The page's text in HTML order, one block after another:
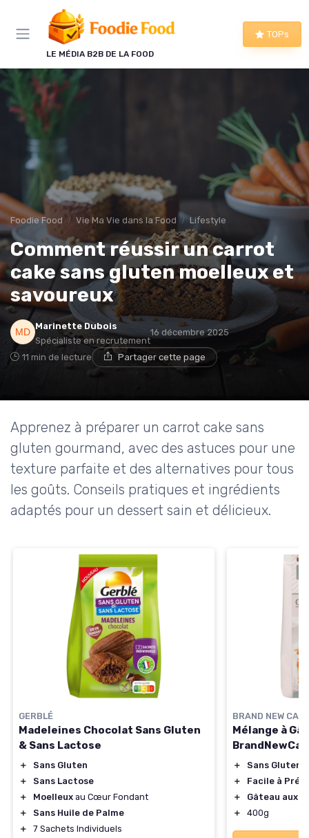
LE MÉDIA B2B DE LA FOOD
TOPs
Foodie Food Vie Ma Vie dans la Food Lifestyle
Comment réussir un carrot
cake sans gluten moelleux et
savoureux
Marinette Dubois
Spécialiste en recrutement
16 décembre 2025
11 min de lecture Partager cette page
Apprenez à préparer un carrot cake sans
gluten gourmand, avec des astuces pour une
texture parfaite et des alternatives pour tous
les goûts. Conseils pratiques et ingrédients
adaptés pour un dessert sain et délicieux.
GERBLÉ
Madeleines Chocolat Sans Gluten
& Sans Lactose
＋
Sans Gluten
＋
Sans Lactose
＋
Moelleux au Cœur Fondant
＋
Sans Huile de Palme
＋
7 Sachets Individuels
BRAND NEW CAKE
Mélange à
＋
Sans Gluten
＋
Facile à
＋
Gâteau aux
＋
400g
Panneau de gestion des cookies